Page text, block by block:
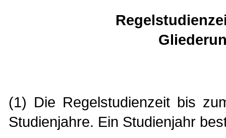
(1) Die Regelstudienzeit bis
Studienjahre. Ein Studienjahr